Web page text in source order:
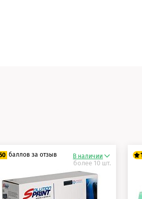
баллов за отзыв
125 баллов
150 баллов
В наличии
более 10 шт.